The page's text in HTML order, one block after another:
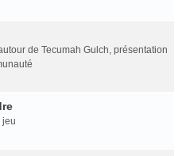
de Tecumah Gulch, présentation
jeu